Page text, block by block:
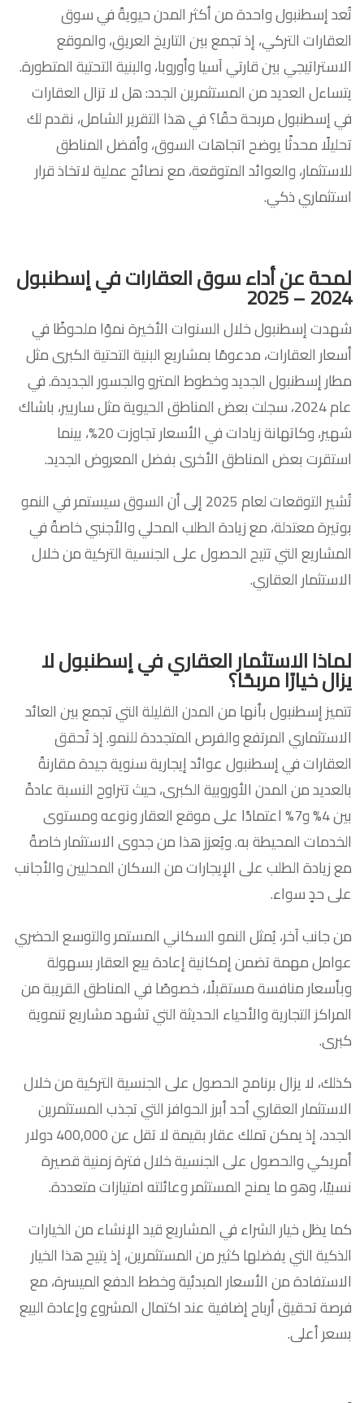
تُعد إسطنبول واحدة من أكثر المدن حيويةً في سوق
العقارات التركي، إذ تجمع بين التاريخ العريق، والموقع
الاستراتيجي بين قارتي آسيا وأوروبا، والبنية التحتية المتطورة.
يتساءل العديد من المستثمرين الجدد: هل لا تزال العقارات
في إسطنبول مربحة حقًا؟ في هذا التقرير الشامل، نقدم لك
تحليلًا محدثًا يوضح اتجاهات السوق، وأفضل المناطق
للاستثمار، والعوائد المتوقعة، مع نصائح عملية لاتخاذ قرار
استثماري ذكي.
لمحة عن أداء سوق العقارات في إسطنبول
2024 – 2025
شهدت إسطنبول خلال السنوات الأخيرة نموًا ملحوظًا في
أسعار العقارات، مدعومًا بمشاريع البنية التحتية الكبرى مثل
مطار إسطنبول الجديد وخطوط المترو والجسور الجديدة. في
عام 2024، سجلت بعض المناطق الحيوية مثل ساريير، باشاك
شهير، وكاتهانة زيادات في الأسعار تجاوزت 20%، بينما
استقرت بعض المناطق الأخرى بفضل المعروض الجديد.
تُشير التوقعات لعام 2025 إلى أن السوق سيستمر في النمو
بوتيرة معتدلة، مع زيادة الطلب المحلي والأجنبي خاصةً في
المشاريع التي تتيح الحصول على الجنسية التركية من خلال
الاستثمار العقاري.
لماذا الاستثمار العقاري في إسطنبول لا
يزال خيارًا مربحًا؟
تتميز إسطنبول بأنها من المدن القليلة التي تجمع بين العائد
الاستثماري المرتفع والفرص المتجددة للنمو. إذ تُحقق
العقارات في إسطنبول عوائد إيجارية سنوية جيدة مقارنةً
بالعديد من المدن الأوروبية الكبرى، حيث تتراوح النسبة عادةً
بين 4% و7% اعتمادًا على موقع العقار ونوعه ومستوى
الخدمات المحيطة به. ويُعزز هذا من جدوى الاستثمار خاصةً
مع زيادة الطلب على الإيجارات من السكان المحليين والأجانب
على حدٍ سواء.
من جانب آخر، يُمثل النمو السكاني المستمر والتوسع الحضري
عوامل مهمة تضمن إمكانية إعادة بيع العقار بسهولة
وبأسعار منافسة مستقبلًا، خصوصًا في المناطق القريبة من
المراكز التجارية والأحياء الحديثة التي تشهد مشاريع تنموية
كبرى.
كذلك، لا يزال برنامج الحصول على الجنسية التركية من خلال
الاستثمار العقاري أحد أبرز الحوافز التي تجذب المستثمرين
الجدد، إذ يمكن تملك عقار بقيمة لا تقل عن 400,000 دولار
أمريكي والحصول على الجنسية خلال فترة زمنية قصيرة
نسبيًا، وهو ما يمنح المستثمر وعائلته امتيازات متعددة.
كما يظل خيار الشراء في المشاريع قيد الإنشاء من الخيارات
الذكية التي يفضلها كثير من المستثمرين، إذ يتيح هذا الخيار
الاستفادة من الأسعار المبدئية وخطط الدفع الميسرة، مع
فرصة تحقيق أرباح إضافية عند اكتمال المشروع وإعادة البيع
بسعر أعلى.